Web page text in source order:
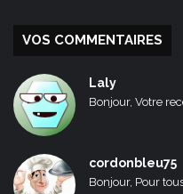
VOS COMMENTAIRES
Laly
Bonjour, Votre
cordonbleu75
Bonjour, Pour